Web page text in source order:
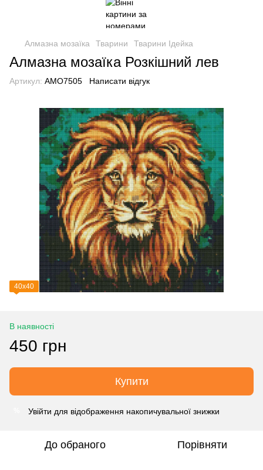
Алмазна мозаїка Тварини Тварини Ідейка
Алмазна мозаїка Розкішний лев
Артикул: AMO7505 Написати відгук
40х40
В наявності
450 грн
Купити
Увійти для відображення накопичувальної знижки
До обраного Порівняти